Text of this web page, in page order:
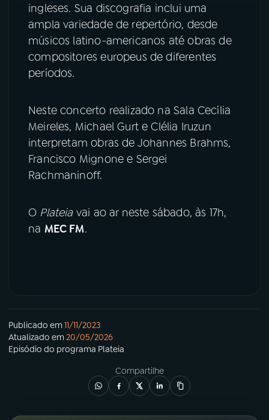
ingleses. Sua discografia inclui uma
ampla variedade de repertório, desde
músicos latino-americanos até obras de
compositores europeus de diferentes
períodos.
Neste concerto realizado na Sala Cecília
Meireles, Michael Gurt e Clélia Iruzun
interpretam obras de Johannes Brahms,
Francisco Mignone e Sergei
Rachmaninoff.
O Plateia vai ao ar neste sábado, às 17h,
na MEC FM.
Publicado em11/11/2023
Atualizado em20/05/2026
Episódio do programa Plateia
Compartilhe